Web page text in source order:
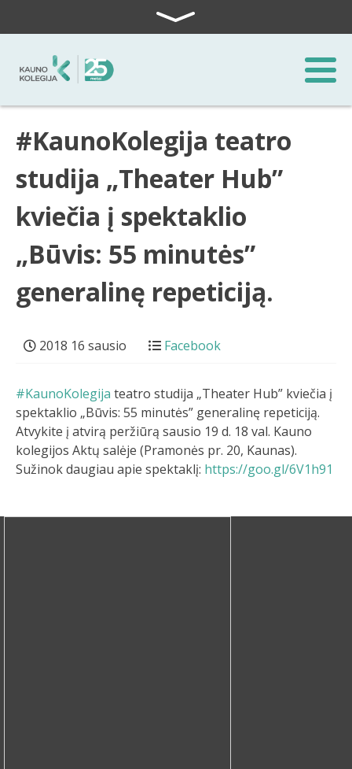
#KaunoKolegija teatro
studija „Theater Hub”
kviečia į spektaklio
„Būvis: 55 minutės”
generalinę repeticiją.
2018 16 sausio Facebook
#KaunoKolegija teatro studija „Theater Hub” kviečia į
spektaklio „Būvis: 55 minutės” generalinę repeticiją.
Atvykite į atvirą peržiūrą sausio 19 d. 18 val. Kauno
kolegijos Aktų salėje (Pramonės pr. 20, Kaunas).
Sužinok daugiau apie spektaklį: https://goo.gl/6V1h91